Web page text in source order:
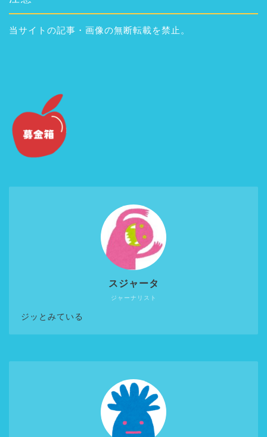
当サイトの記事・画像の無断転載を禁止。
ジャーナリスト
スジャータ
ジッとみている